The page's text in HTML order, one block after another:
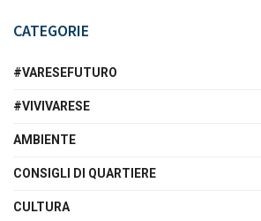
CATEGORIE
#VARESEFUTURO
#VIVIVARESE
AMBIENTE
CONSIGLI DI QUARTIERE
CULTURA